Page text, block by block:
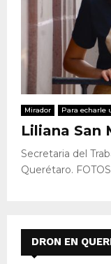
Mirador Para echarle
Liliana San
Secretaria del
Querétaro.
DRON EN